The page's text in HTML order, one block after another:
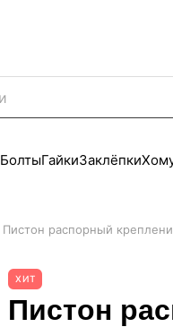
БолтыГайкиЗаклёпки
Пистон распорный
ХИТ
Пистон